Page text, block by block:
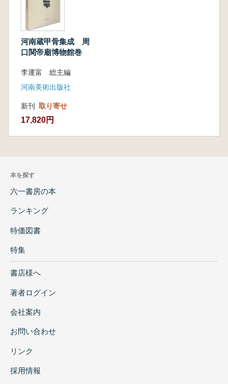
河南蔵甲骨集成 周
口関帝廟博物館巻
李運富 総主編
河南美術出版社
新刊 取り寄せ
17,820円
本を探す
六一書房の本
ランキング
特価図書
特集
書店様へ
著者ログイン
会社案内
お問い合わせ
リンク
採用情報